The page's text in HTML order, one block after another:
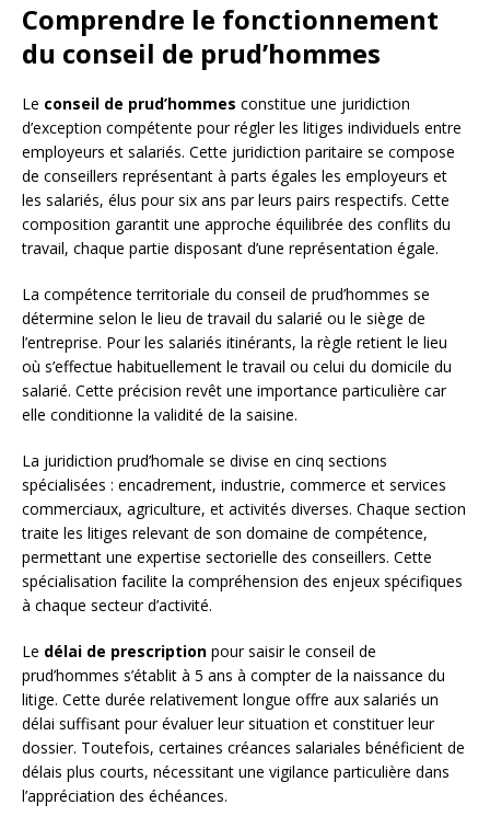
Comprendre le fonctionnement
du conseil de prud’hommes
Le conseil de prud’hommes constitue une juridiction
d’exception compétente pour régler les litiges individuels entre
employeurs et salariés. Cette juridiction paritaire se compose
de conseillers représentant à parts égales les employeurs et
les salariés, élus pour six ans par leurs pairs respectifs. Cette
composition garantit une approche équilibrée des conflits du
travail, chaque partie disposant d’une représentation égale.
La compétence territoriale du conseil de prud’hommes se
détermine selon le lieu de travail du salarié ou le siège de
l’entreprise. Pour les salariés itinérants, la règle retient le lieu
où s’effectue habituellement le travail ou celui du domicile du
salarié. Cette précision revêt une importance particulière car
elle conditionne la validité de la saisine.
La juridiction prud’homale se divise en cinq sections
spécialisées : encadrement, industrie, commerce et services
commerciaux, agriculture, et activités diverses. Chaque section
traite les litiges relevant de son domaine de compétence,
permettant une expertise sectorielle des conseillers. Cette
spécialisation facilite la compréhension des enjeux spécifiques
à chaque secteur d’activité.
Le délai de prescription pour saisir le conseil de
prud’hommes s’établit à 5 ans à compter de la naissance du
litige. Cette durée relativement longue offre aux salariés un
délai suffisant pour évaluer leur situation et constituer leur
dossier. Toutefois, certaines créances salariales bénéficient de
délais plus courts, nécessitant une vigilance particulière dans
l’appréciation des échéances.